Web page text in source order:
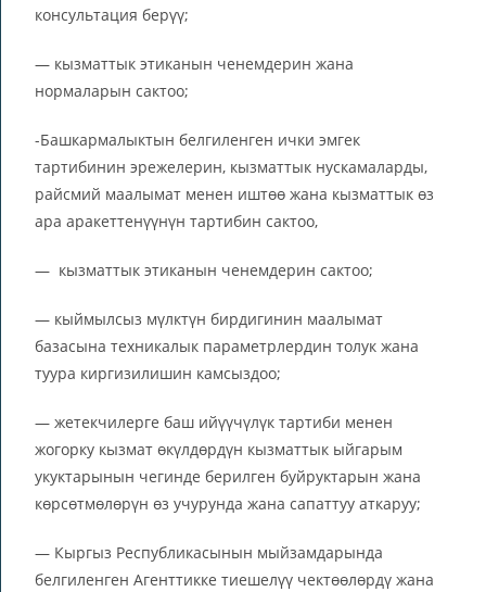
консультация берүү;
— кызматтык этиканын ченемдерин жана
нормаларын сактоо;
-Башкармалыктын белгиленген ички эмгек
тартибинин эрежелерин, кызматтык нускамаларды,
райсмий маалымат менен иштөө жана кызматтык өз
ара аракеттенүүнүн тартибин сактоо,
— кызматтык этиканын ченемдерин сактоо;
— кыймылсыз мүлктүн бирдигинин маалымат
базасына техникалык параметрлердин толук жана
туура киргизилишин камсыздоо;
— жетекчилерге баш ийүүчүлүк тартиби менен
жогорку кызмат өкүлдөрдүн кызматтык ыйгарым
укуктарынын чегинде берилген буйруктарын жана
көрсөтмөлөрүн өз учурунда жана сапаттуу аткаруу;
— Кыргыз Республикасынын мыйзамдарында
белгиленген Агенттикке тиешелүү чектөөлөрдү жана